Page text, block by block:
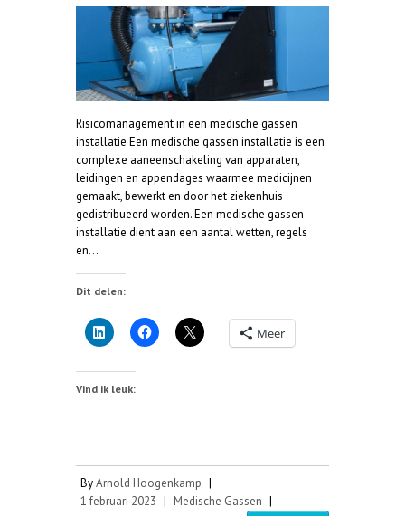
Risicomanagement in een medische gassen
installatie Een medische gassen installatie is een
complexe aaneenschakeling van apparaten,
leidingen en appendages waarmee medicijnen
gemaakt, bewerkt en door het ziekenhuis
gedistribueerd worden. Een medische gassen
installatie dient aan een aantal wetten, regels
en…
Dit delen:
Meer
Vind ik leuk:
ByArnold Hoogenkamp |
1 februari 2023 | Medische Gassen |